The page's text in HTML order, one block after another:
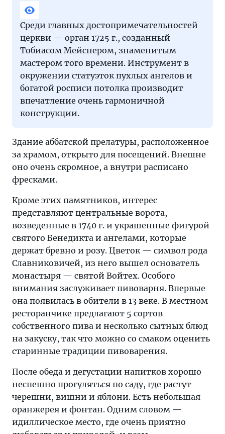
Среди главных достопримечательностей
церкви — орган 1725 г., созданный
Тобиасом Мейснером, знаменитым
мастером того времени. Инструмент в
окружении статуэток пухлых ангелов и
богатой росписи потолка производит
впечатление очень гармоничной
конструкции.
Здание аббатской прелатуры, расположенное
за храмом, открыто для посещений. Внешне
оно очень скромное, а внутри расписано
фресками.
Кроме этих памятников, интерес
представляют центральные ворота,
возведенные в 1740 г. и украшенные фигурой
святого Бенедикта и ангелами, которые
держат бревно и розу. Цветок — символ рода
Славниковичей, из него вышел основатель
монастыря — святой Войтех. Особого
внимания заслуживает пивоварня. Впервые
она появилась в обители в 13 веке. В местном
ресторанчике предлагают 5 сортов
собственного пива и несколько сытных блюд
на закуску, так что можно со смаком оценить
старинные традиции пивоварения.
После обеда и дегустации напитков хорошо
неспешно прогуляться по саду, где растут
черешни, вишни и яблони. Есть небольшая
оранжерея и фонтан. Одним словом —
идиллическое место, где очень приятно